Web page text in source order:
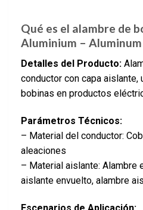
Qué es el alambre de
Aluminium –
Detalles del Producto:
conductor con capa aislante,
bobinas en productos
Parámetros Técnicos:
– Material del conductor:
aleaciones
– Material aislante: Alambre
aislante envuelto, alambre
Escenarios de Aplicación: